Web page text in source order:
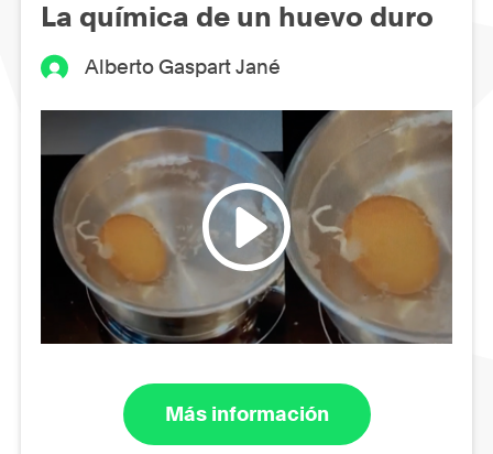
La química de un huevo duro
Alberto Gaspart Jané
Más información